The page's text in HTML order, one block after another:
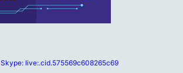
Skype: live:.cid.575569c608265c69